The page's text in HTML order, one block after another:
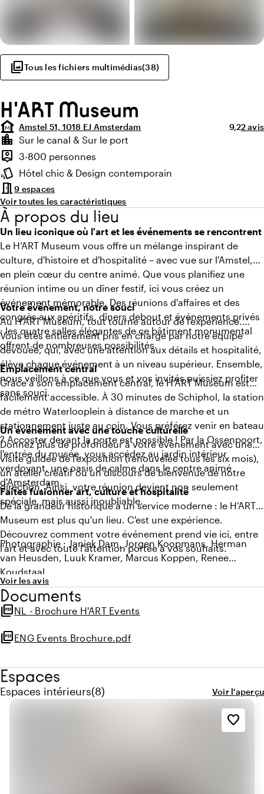
photo_libraryTous les fichiers multimédias(38)
H'ART Museum
museum Amstel 51, 1018 EJ Amsterdam Note
9,22 avis
Points forts
location_city
Environnement
Sur le canal & Sur le port
person_pin
Capacité
3-800 personnes
style
Ambiance
Hôtel chic & Design contemporain
meeting_room9 espaces
Voir toutes les caractéristiques
À propos du lieu
Un lieu iconique où l'art et les événements se rencontrent
Le H’ART Museum vous offre un mélange inspirant de
culture, d'histoire et d'hospitalité – avec vue sur l'Amstel,
en plein cœur du centre animé. Que vous planifiez une
réunion intime ou un dîner festif, ici vous créez un
événement mémorable. Des réunions d'affaires et des
congrès aux apéritifs, dîners debout et événements privés
: les quatre salles élégantes de ce bâtiment monumental
offrent de nombreuses possibilités.
Votre événement, notre souci
Au H’ART Museum, tout tourne autour de l'expérience.
Vous êtes entièrement pris en charge par notre équipe
dévouée, qui, avec une attention aux détails et hospitalité,
élève chaque événement à un niveau supérieur. Ensemble,
nous veillons à ce que vous et vos invités puissiez profiter
sans souci.
Emplacement central
Grâce à son emplacement central, le H’ART Museum est
facilement accessible. À 30 minutes de Schiphol, la station
de métro Waterlooplein à distance de marche et un
stationnement juste au coin. Vous préférez venir en bateau
? Accoster devant la porte est possible ! Par la Ossenpoort,
l'entrée du musée, vous accédez au jardin intérieur
verdoyant, une oasis de calme dans le centre animé
d'Amsterdam.
Un événement avec une touche culturelle
Donnez plus de profondeur à votre événement avec une
visite guidée de l'exposition (renouvelée tous les six mois),
un atelier créatif ou un discours de bienvenue de notre
direction. Ainsi, votre réunion devient non seulement
spéciale, mais aussi inoubliable.
Faites fusionner art, culture et hospitalité
De la grandeur historique à un service moderne : le H’ART
Museum est plus qu'un lieu. C'est une expérience.
Découvrez comment votre événement prend vie ici, entre
l'art et avec toute l'attention portée à vos souhaits.
Photographie : Janiek Dam, Jorgen Koopmans, Herman
van Heusden, Luuk Kramer, Marcus Koppen, Renee
Koudstaal
Voir les avis
Documents
picture_as_pdfNL - Brochure H'ART Events
picture_as_pdfENG Events Brochure.pdf
Espaces
Espaces intérieurs
Quantité de espaces intérieurs : 8
(8) Voir l'aperçu
favorite_border